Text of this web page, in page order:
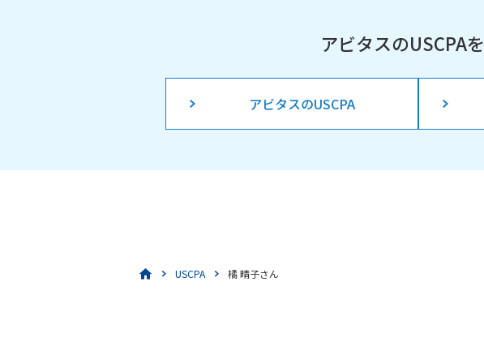
アビタスのUSCPAを
アビタスのUSCPA
USCPA 橘 晴子さん